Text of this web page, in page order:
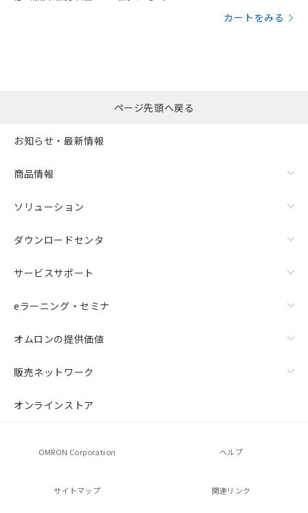
カートをみる
ページ先頭へ戻る
お知らせ・最新情報
商品情報
ソリューション
ダウンロードセンタ
サービスサポート
eラーニング・セミナ
オムロンの提供価値
販売ネットワーク
オンラインストア
OMRON Corporation ヘルプ
サイトマップ 関連リンク